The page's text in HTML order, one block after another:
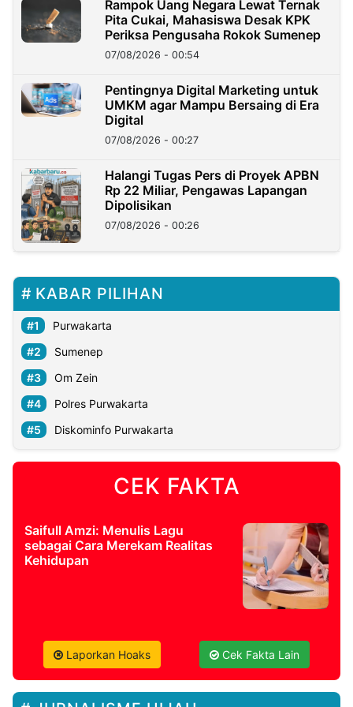
Rampok Uang Negara Lewat Ternak
Pita Cukai, Mahasiswa Desak KPK
Periksa Pengusaha Rokok Sumenep
07/08/2026 - 00:54
Pentingnya Digital Marketing untuk
UMKM agar Mampu Bersaing di Era
Digital
07/08/2026 - 00:27
Halangi Tugas Pers di Proyek APBN
Rp 22 Miliar, Pengawas Lapangan
Dipolisikan
07/08/2026 - 00:26
KABAR PILIHAN
Purwakarta
Sumenep
Om Zein
Polres Purwakarta
Diskominfo Purwakarta
CEK FAKTA
Saifull Amzi: Menulis Lagu
sebagai Cara Merekam Realitas
Kehidupan
Laporkan Hoaks Cek Fakta Lain